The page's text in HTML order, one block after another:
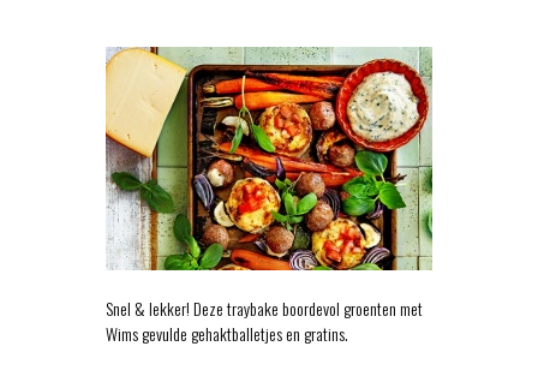
Snel & lekker! Deze traybake boordevol groenten met
Wims gevulde gehaktballetjes en gratins.